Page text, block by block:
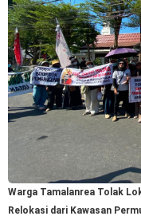
Warga Tamalanrea Tolak
Relokasi dari Kawasan